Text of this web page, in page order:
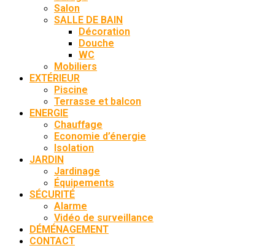
Salon
SALLE DE BAIN
Décoration
Douche
WC
Mobiliers
EXTÉRIEUR
Piscine
Terrasse et balcon
ENERGIE
Chauffage
Economie d’énergie
Isolation
JARDIN
Jardinage
Équipements
SÉCURITÉ
Alarme
Vidéo de surveillance
DÉMÉNAGEMENT
CONTACT